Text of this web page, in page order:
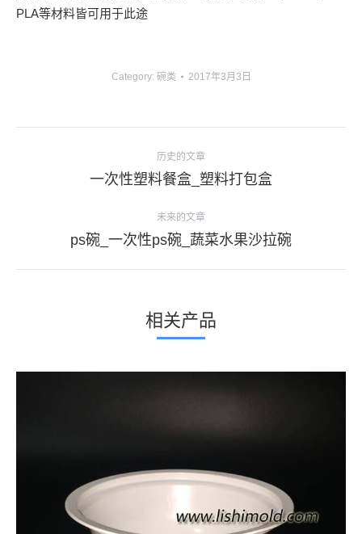
PLA等材料皆可用于此途
Category: 碗类 2017年3月3日
历史的文章
上
个
项
一次性塑料餐盒_塑料打包盒
未来的文章
下
目：
ps碗_一次性ps碗_蔬菜水果沙拉碗
相关产品